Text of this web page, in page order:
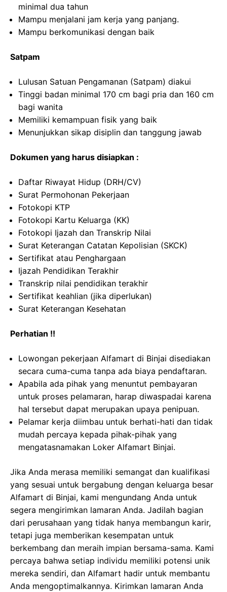
minimal dua tahun
Mampu menjalani jam kerja yang panjang.
Mampu berkomunikasi dengan baik
Satpam
Lulusan Satuan Pengamanan (Satpam) diakui
Tinggi badan minimal 170 cm bagi pria dan 160 cm
bagi wanita
Memiliki kemampuan fisik yang baik
Menunjukkan sikap disiplin dan tanggung jawab
Dokumen yang harus disiapkan :
Daftar Riwayat Hidup (DRH/CV)
Surat Permohonan Pekerjaan
Fotokopi KTP
Fotokopi Kartu Keluarga (KK)
Fotokopi Ijazah dan Transkrip Nilai
Surat Keterangan Catatan Kepolisian (SKCK)
Sertifikat atau Penghargaan
Ijazah Pendidikan Terakhir
Transkrip nilai pendidikan terakhir
Sertifikat keahlian (jika diperlukan)
Surat Keterangan Kesehatan
Perhatian !!
Lowongan pekerjaan Alfamart di Binjai disediakan
secara cuma-cuma tanpa ada biaya pendaftaran.
Apabila ada pihak yang menuntut pembayaran
untuk proses pelamaran, harap diwaspadai karena
hal tersebut dapat merupakan upaya penipuan.
Pelamar kerja diimbau untuk berhati-hati dan tidak
mudah percaya kepada pihak-pihak yang
mengatasnamakan Loker Alfamart Binjai.
Jika Anda merasa memiliki semangat dan kualifikasi
yang sesuai untuk bergabung dengan keluarga besar
Alfamart di Binjai, kami mengundang Anda untuk
segera mengirimkan lamaran Anda. Jadilah bagian
dari perusahaan yang tidak hanya membangun karir,
tetapi juga memberikan kesempatan untuk
berkembang dan meraih impian bersama-sama. Kami
percaya bahwa setiap individu memiliki potensi unik
mereka sendiri, dan Alfamart hadir untuk membantu
Anda mengoptimalkannya. Kirimkan lamaran Anda